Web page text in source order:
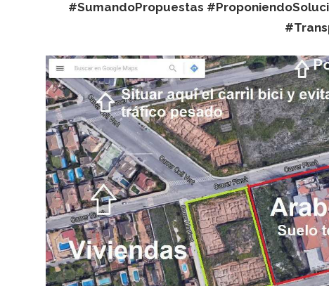
#SumandoPropuestas